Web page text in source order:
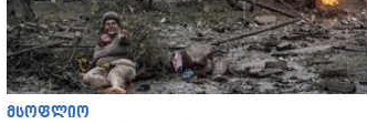
მსოფლიო